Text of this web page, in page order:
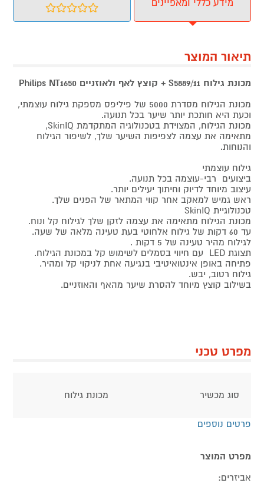
מידע כללי ומאפיינים
תיאור המוצר
מכונת גילוח S5889/11 + קוצץ לאף ולאוזניים Philips NT1650
מכונת הגילוח מסדרת 5000 של פיליפס מספקת גילוח עוצמתי,
וכעת היא חותכת יותר שיער בכל תנועה.
מכונת הגילוח, המצוידת בטכנולוגיה המתקדמת SkinIQ,
מתאימה את עצמה לצפיפות השיער שלך, לשיפור הגילוח
והנוחות.
גילוח עוצמתי
ביצועים רבי-עוצמה בכל תנועה.
עיצוב מיוחד לדיוק וחיתוך יעילים יותר.
ראש גמיש למאקב אחר קווי המתאר של הפנים שלך.
טכנולוגיית SkinIQ
מכונת הגילוח מתאימה את עצמה לזקן שלך לגילוח קל ונוח.
עד 60 דקות של גילוח אלחוטי בעת טעינה מלאה של שעה.
לגילוח מהיר טעינה של 5 דקות .
תצוגת LED עם חיווי בסמלים לשימוש קל במכונת הגילוח.
פתיחה באופן אינטואיטיבי בנגיעה אחת לניקוי קל ומהיר.
גילוח רטוב, יבש.
בשילוב קוצץ מיוחד להסרת שיער מהאף והאוזניים.
מפרט טכני
סוג מכשיר מכונת גילוח
פרטים נוספים
מפרט המוצר
אביזרים: